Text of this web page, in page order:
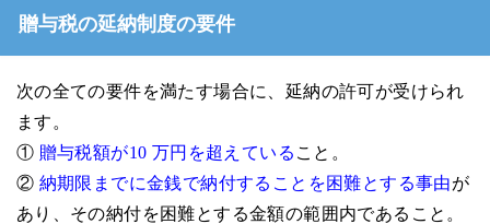
贈与税の延納制度の要件
次の全ての要件を満たす場合に、延納の許可が受けられ
ます。
① 贈与税額が10 万円を超えている こと。
② 納期限までに金銭で納付することを困難とする事由が
あり、その納付を困難とする金額の範囲内であること。